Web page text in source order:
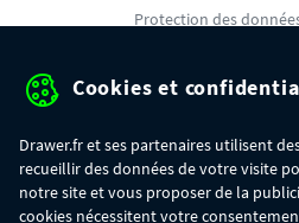
Protection des
Gérer mes
Cookies et
Drawer.fr et ses partenaires utilisent
recueillir des données de votre visite
notre site et vous proposer de la
cookies nécessitent votre